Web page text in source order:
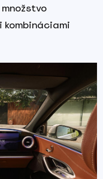
kombináciami